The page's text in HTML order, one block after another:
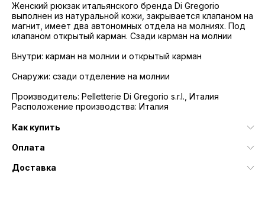
Женский рюкзак итальянского бренда Di Gregorio
выполнен из натуральной кожи, закрывается клапаном на
магнит, имеет два автономных отдела на молниях. Под
клапаном открытый карман. Сзади карман на молнии
Внутри: карман на молнии и открытый карман
Снаружи: сзади отделение на молнии
Производитель: Pelletterie Di Gregorio s.r.l., Италия
Расположение производства: Италия
Как купить
Оплата
Доставка